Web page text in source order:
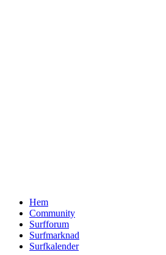
Hem
Community
Surfforum
Surfmarknad
Surfkalender